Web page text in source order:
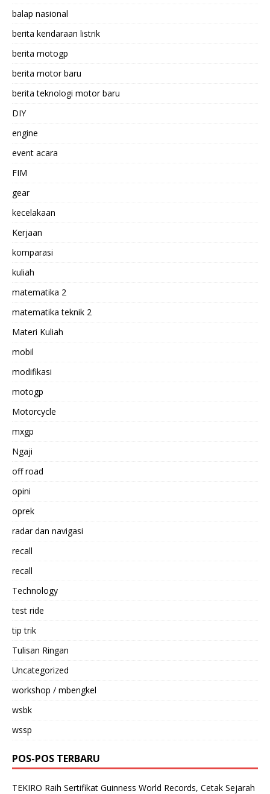
balap nasional
berita kendaraan listrik
berita motogp
berita motor baru
berita teknologi motor baru
DIY
engine
event acara
FIM
gear
kecelakaan
Kerjaan
komparasi
kuliah
matematika 2
matematika teknik 2
Materi Kuliah
mobil
modifikasi
motogp
Motorcycle
mxgp
Ngaji
off road
opini
oprek
radar dan navigasi
recall
recall
Technology
test ride
tip trik
Tulisan Ringan
Uncategorized
workshop / mbengkel
wsbk
wssp
POS-POS TERBARU
TEKIRO Raih Sertifikat Guinness World Records, Cetak Sejarah